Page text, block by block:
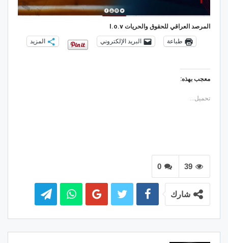
المرصد العراقي للحقوق والحريات I.o.v
طباعة البريد الإلكتروني المزيد
معجب بهذه:
تحميل...
0 39
شارك